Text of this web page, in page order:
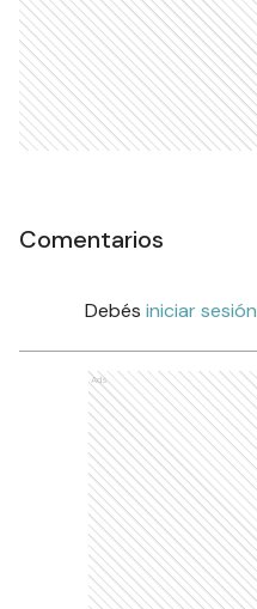
Comentarios
Debés iniciar sesión
Ads